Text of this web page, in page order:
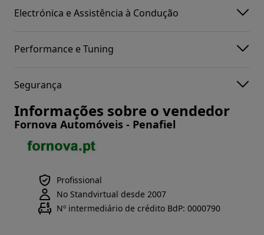
Electrónica e Assistência à Condução
Performance e Tuning
Segurança
Informações sobre o vendedor
Fornova Automóveis - Penafiel
Profissional
No Standvirtual desde 2007
Nº intermediário de crédito BdP: 0000790